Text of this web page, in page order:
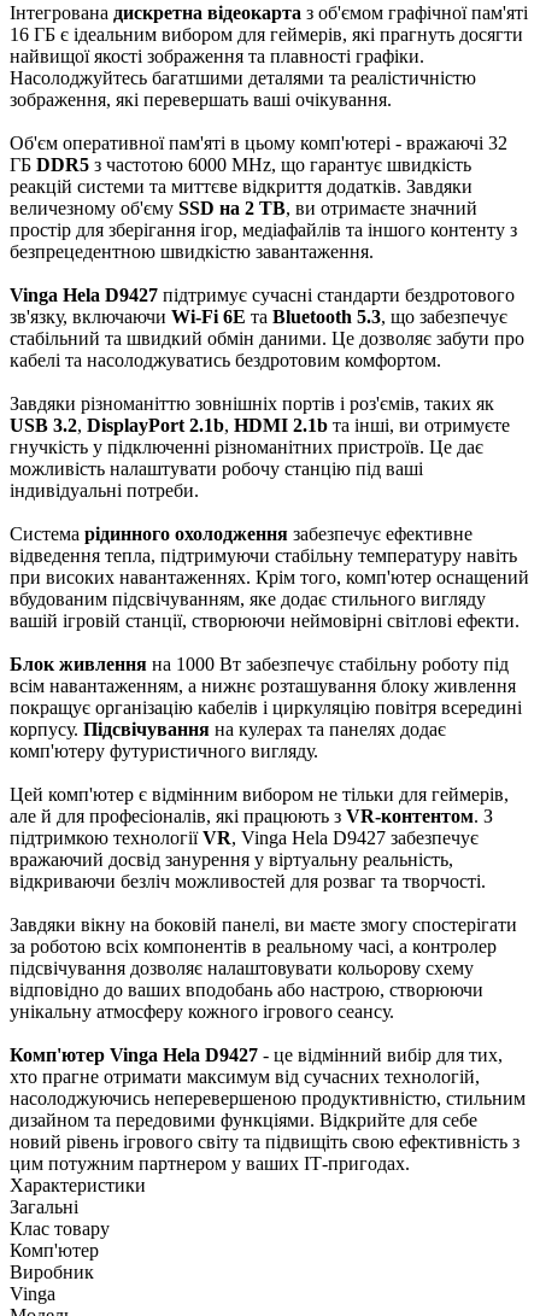
Інтегрована дискретна відеокарта з об'ємом графічної пам'яті
16 ГБ є ідеальним вибором для геймерів, які прагнуть досягти
найвищої якості зображення та плавності графіки.
Насолоджуйтесь багатшими деталями та реалістичністю
зображення, які перевершать ваші очікування.
Об'єм оперативної пам'яті в цьому комп'ютері - вражаючі 32
ГБ DDR5 з частотою 6000 MHz, що гарантує швидкість
реакцій системи та миттєве відкриття додатків. Завдяки
величезному об'єму SSD на 2 TB, ви отримаєте значний
простір для зберігання ігор, медіафайлів та іншого контенту з
безпрецедентною швидкістю завантаження.
Vinga Hela D9427 підтримує сучасні стандарти бездротового
зв'язку, включаючи Wi-Fi 6E та Bluetooth 5.3, що забезпечує
стабільний та швидкий обмін даними. Це дозволяє забути про
кабелі та насолоджуватись бездротовим комфортом.
Завдяки різноманіттю зовнішніх портів і роз'ємів, таких як
USB 3.2, DisplayPort 2.1b, HDMI 2.1b та інші, ви отримуєте
гнучкість у підключенні різноманітних пристроїв. Це дає
можливість налаштувати робочу станцію під ваші
індивідуальні потреби.
Система рідинного охолодження забезпечує ефективне
відведення тепла, підтримуючи стабільну температуру навіть
при високих навантаженнях. Крім того, комп'ютер оснащений
вбудованим підсвічуванням, яке додає стильного вигляду
вашій ігровій станції, створюючи неймовірні світлові ефекти.
Блок живлення на 1000 Вт забезпечує стабільну роботу під
всім навантаженням, а нижнє розташування блоку живлення
покращує організацію кабелів і циркуляцію повітря всередині
корпусу. Підсвічування на кулерах та панелях додає
комп'ютеру футуристичного вигляду.
Цей комп'ютер є відмінним вибором не тільки для геймерів,
але й для професіоналів, які працюють з VR-контентом. З
підтримкою технологіїVR, Vinga Hela D9427 забезпечує
вражаючий досвід занурення у віртуальну реальність,
відкриваючи безліч можливостей для розваг та творчості.
Завдяки вікну на боковій панелі, ви маєте змогу спостерігати
за роботою всіх компонентів в реальному часі, а контролер
підсвічування дозволяє налаштовувати кольорову схему
відповідно до ваших вподобань або настрою, створюючи
унікальну атмосферу кожного ігрового сеансу.
Комп'ютер Vinga Hela D9427 - це відмінний вибір для тих,
хто прагне отримати максимум від сучасних технологій,
насолоджуючись неперевершеною продуктивністю, стильним
дизайном та передовими функціями. Відкрийте для себе
новий рівень ігрового світу та підвищіть свою ефективність з
цим потужним партнером у ваших ІТ-пригодах.
Характеристики
Загальні
Клас товару
Комп'ютер
Виробник
Vinga